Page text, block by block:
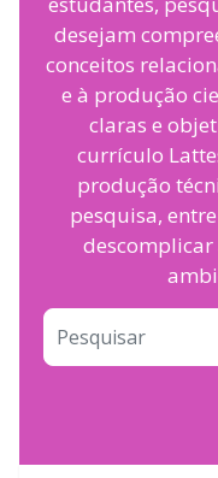
desejam
conceitos
e à produção
claras e
currículo
produção
pesquisa,